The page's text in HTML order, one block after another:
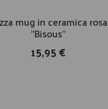
mug in ceramica rosa
"Bisous"
15,95 €